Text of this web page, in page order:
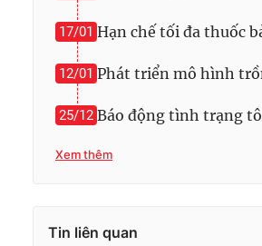
17/01 Hạn chế tối đa thuốc
12/01 Phát triển mô hình
25/12 Báo động tình trạng
Xem thêm
Tin liên quan